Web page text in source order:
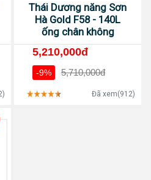
Thái Dương năng Sơn
Hà Gold F58 - 140L
ống chân không
5,210,000đ
-9% 5,710,000đ
Đã xem(912)